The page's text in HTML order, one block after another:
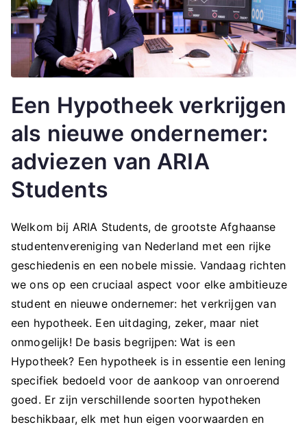
Een Hypotheek verkrijgen
als nieuwe ondernemer:
adviezen van ARIA
Students
Welkom bij ARIA Students, de grootste Afghaanse
studentenvereniging van Nederland met een rijke
geschiedenis en een nobele missie. Vandaag richten
we ons op een cruciaal aspect voor elke ambitieuze
student en nieuwe ondernemer: het verkrijgen van
een hypotheek. Een uitdaging, zeker, maar niet
onmogelijk! De basis begrijpen: Wat is een
Hypotheek? Een hypotheek is in essentie een lening
specifiek bedoeld voor de aankoop van onroerend
goed. Er zijn verschillende soorten hypotheken
beschikbaar, elk met hun eigen voorwaarden en